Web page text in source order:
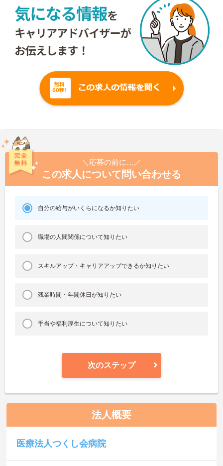
＼応募の前に…／
この求人について問い合わせる
自分の給与がいくらになるか知りたい
職場の人間関係について知りたい
スキルアップ・キャリアアップできるか知りたい
残業時間・年間休日が知りたい
手当や福利厚生について知りたい
次のステップ
法人概要
医療法人つくし会病院